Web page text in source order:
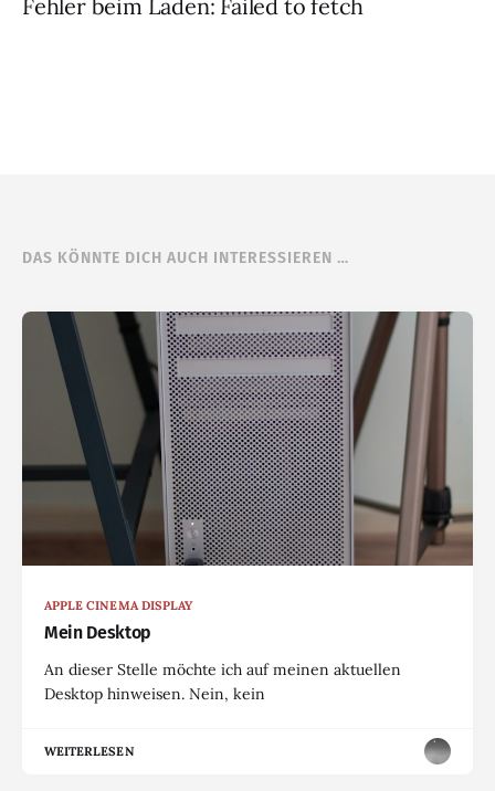
Fehler beim Laden: Failed to fetch
DAS KÖNNTE DICH AUCH INTERESSIEREN …
APPLE CINEMA DISPLAY
Mein Desktop
An dieser Stelle möchte ich auf meinen aktuellen
Desktop hinweisen. Nein, kein
WEITERLESEN